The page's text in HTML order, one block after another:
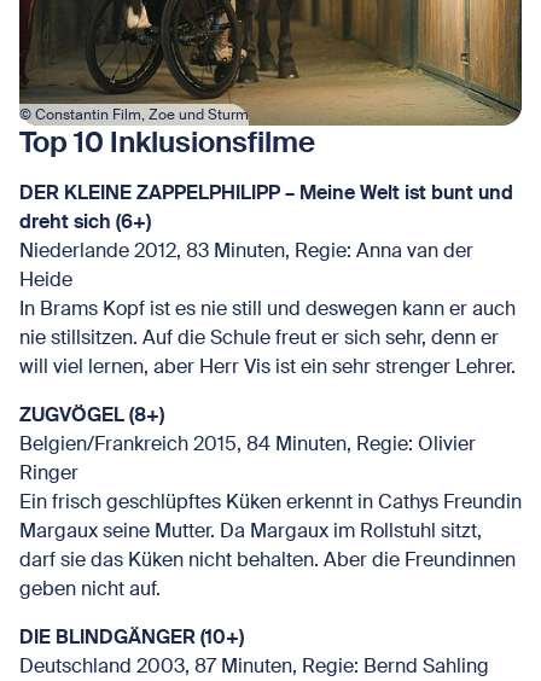
© Constantin Film, Zoe und Sturm
Top 10 Inklusionsfilme
DER KLEINE ZAPPELPHILIPP – Meine Welt ist bunt und
dreht sich (6+)
Niederlande 2012, 83 Minuten, Regie: Anna van der
Heide
In Brams Kopf ist es nie still und deswegen kann er auch
nie stillsitzen. Auf die Schule freut er sich sehr, denn er
will viel lernen, aber Herr Vis ist ein sehr strenger Lehrer.
ZUGVÖGEL (8+)
Belgien/Frankreich 2015, 84 Minuten, Regie: Olivier
Ringer
Ein frisch geschlüpftes Küken erkennt in Cathys Freundin
Margaux seine Mutter. Da Margaux im Rollstuhl sitzt,
darf sie das Küken nicht behalten. Aber die Freundinnen
geben nicht auf.
DIE BLINDGÄNGER (10+)
Deutschland 2003, 87 Minuten, Regie: Bernd Sahling